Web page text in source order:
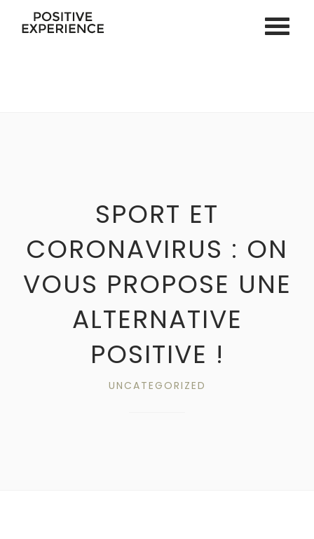
SÉMINAIRE & TEAM BUILDING
ÉVÉNEMENTS PRIVÉS
ACTU
SPORT ET
CORONAVIRUS : ON
VOUS PROPOSE UNE
ALTERNATIVE
POSITIVE !
UNCATEGORIZED